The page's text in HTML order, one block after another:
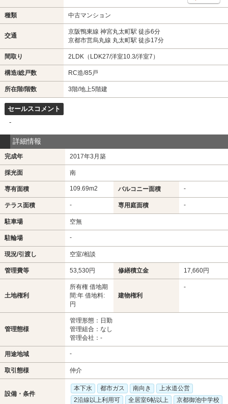
種類 中古マンション
交通
京阪鴨東線 神宮丸太町駅 徒歩6分
京都市営烏丸線 丸太町駅 徒歩17分
間取り 2LDK（LDK27/洋室10.3/洋室7）
構造/総戸数 RC造/85戸
所在階/階数 3階/地上5階建
セールスコメント
-
詳細情報
完成年 2017年3月築
採光面 南
専有面積 109.69m2 バルコニー面積 -
テラス面積 - 専用庭面積 -
駐車場 空無
駐輪場 -
現況/引渡し 空室/相談
管理費等 53,530円 修繕積立金 17,660円
土地権利
所有権 借地期
間:年 借地料:
円
建物権利
-
管理態様
管理形態：日勤
管理組合：なし
管理会社：-
用途地域 -
取引態様 仲介
設備・条件
本下水 都市ガス 南向き
上水道公営
2沿線以上利用可
全居室6帖以上 京都御池中学校